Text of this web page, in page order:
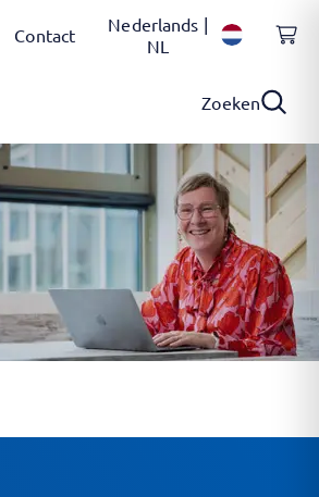
Contact
Nederlands |
NL
Zoeken